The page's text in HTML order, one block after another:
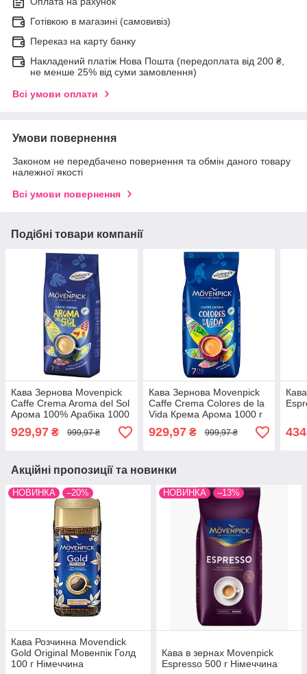
Готівкою в магазині (самовивіз)
Переказ на карту банку
Накладений платіж Нова Пошта (передоплата від 200 ₴,
не менше 25% від суми замовлення)
Всі умови оплати
Умови повернення
Законом не передбачено повернення та обмін даного товару
належної якості
Всі умови повернення
Подібні товари компанії
Кава Зернова Movenpick
Caffe Crema Aroma del Sol
Арома 100% Арабіка 1000
г Німеччина
929,97 ₴ 999,97 ₴
Кава Зернова Movenpick
Caffe Crema Colores de la
Vida Крема Арома 1000 г
Німеччина
929,97₴ 999,97 ₴
Акційні пропозиції та новинки
НОВИНКА –20%
Кава Розчинна Movendick
Gold Original Мовенпік Голд
100 г Німеччина
НОВИНКА –13%
Кава в зернах Movenpick
Espresso 500 г Німеччина